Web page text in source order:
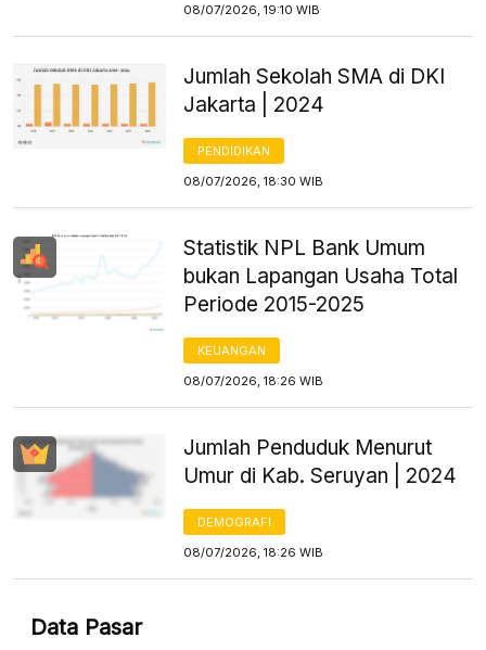
08/07/2026, 19:10 WIB
Jumlah Sekolah SMA di DKI
Jakarta | 2024
PENDIDIKAN
08/07/2026, 18:30 WIB
Statistik NPL Bank Umum
bukan Lapangan Usaha Total
Periode 2015-2025
KEUANGAN
08/07/2026, 18:26 WIB
Jumlah Penduduk Menurut
Umur di Kab. Seruyan | 2024
DEMOGRAFI
08/07/2026, 18:26 WIB
Data Pasar